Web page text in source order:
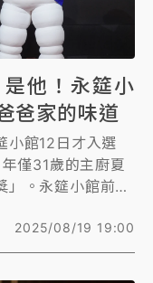
他！永筵小
爸家的味道
小館12日才入選
僅31歲的主廚夏
」。永筵小館前身
必比登推介肯
廚之子夏永岩獨
。
2025/08/19 19:00